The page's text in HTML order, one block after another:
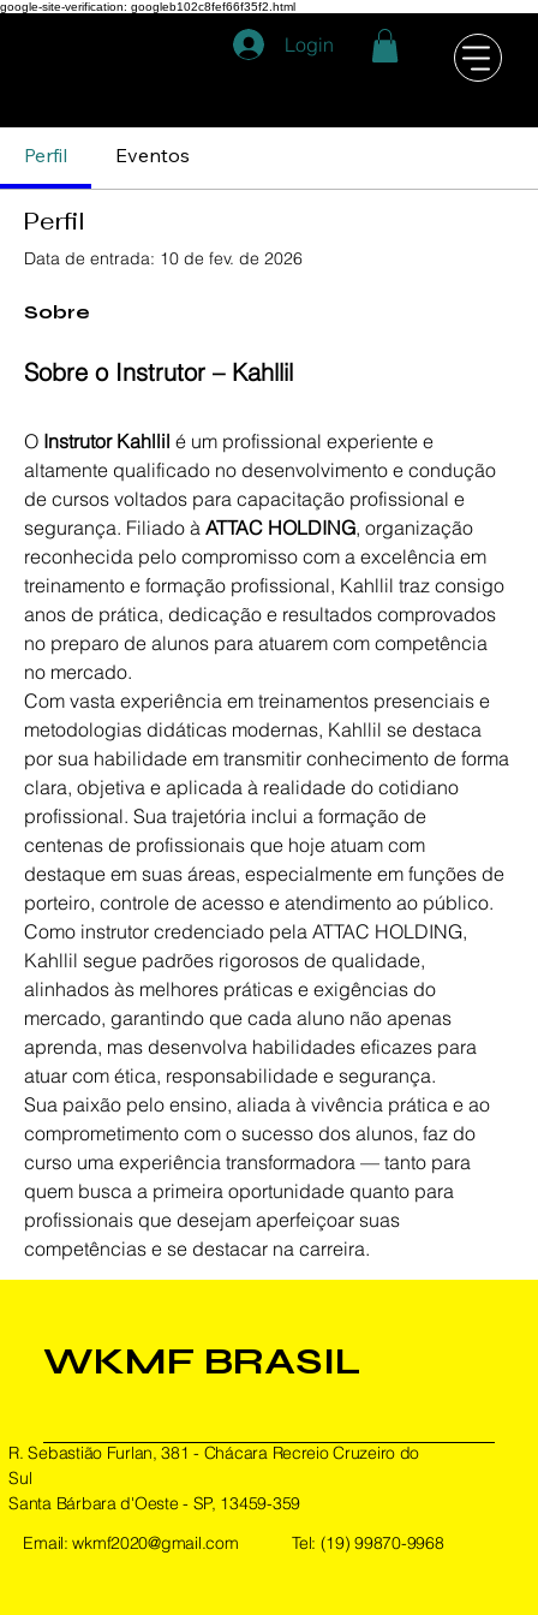
google-site-verification: googleb102c8fef66f35f2.html
WKMF
Login
Perfil Eventos
Perfil
Data de entrada: 10 de fev. de 2026
Sobre
Sobre o Instrutor – Kahllil
O Instrutor Kahllil é um profissional experiente e
altamente qualificado no desenvolvimento e condução
de cursos voltados para capacitação profissional e
segurança. Filiado à ATTAC HOLDING, organização
reconhecida pelo compromisso com a excelência em
treinamento e formação profissional, Kahllil traz consigo
anos de prática, dedicação e resultados comprovados
no preparo de alunos para atuarem com competência
no mercado.
Com vasta experiência em treinamentos presenciais e
metodologias didáticas modernas, Kahllil se destaca
por sua habilidade em transmitir conhecimento de forma
clara, objetiva e aplicada à realidade do cotidiano
profissional. Sua trajetória inclui a formação de
centenas de profissionais que hoje atuam com
destaque em suas áreas, especialmente em funções de
porteiro, controle de acesso e atendimento ao público.
Como instrutor credenciado pela ATTAC HOLDING,
Kahllil segue padrões rigorosos de qualidade,
alinhados às melhores práticas e exigências do
mercado, garantindo que cada aluno não apenas
aprenda, mas desenvolva habilidades eficazes para
atuar com ética, responsabilidade e segurança.
Sua paixão pelo ensino, aliada à vivência prática e ao
comprometimento com o sucesso dos alunos, faz do
curso uma experiência transformadora — tanto para
quem busca a primeira oportunidade quanto para
profissionais que desejam aperfeiçoar suas
competências e se destacar na carreira.
WKMF BRASIL
R. Sebastião Furlan, 381 - Chácara Recreio Cruzeiro do
Sul
Santa Bárbara d'Oeste - SP, 13459-359
Email:wkmf2020@gmail.com Tel: (19) 99870-9968